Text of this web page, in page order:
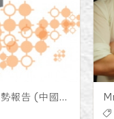
博禹MRIC集團 年度人才趨勢報告 (中國 &台灣)